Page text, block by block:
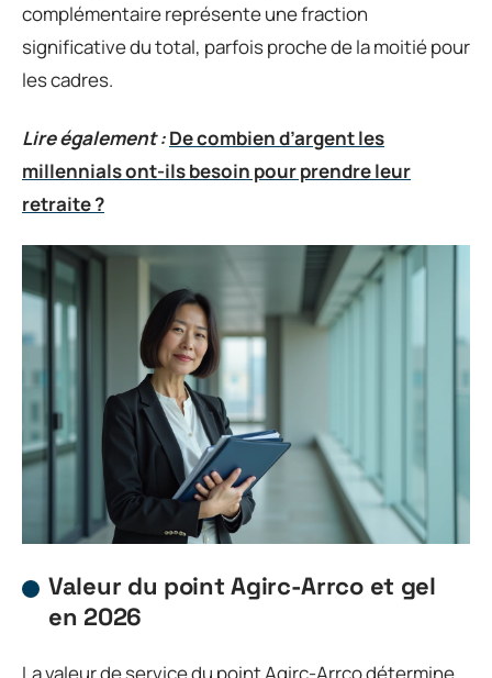
complémentaire représente une fraction
significative du total, parfois proche de la moitié pour
les cadres.
Lire également :De combien d’argent les
millennials ont-ils besoin pour prendre leur
retraite ?
Valeur du point Agirc-Arrco et gel
en 2026
La valeur de service du point Agirc-Arrco détermine